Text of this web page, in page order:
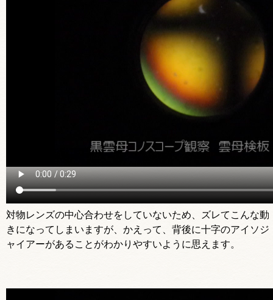
対物レンズの中心合わせをしていないため、ズレてこんな動
きになってしまいますが、かえって、背後に十字のアイソジ
ャイアーがあることがわかりやすいように思えます。